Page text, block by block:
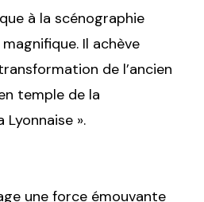
à la scénographie
Il achève
de l’ancien
temple de la
».
une force émouvante